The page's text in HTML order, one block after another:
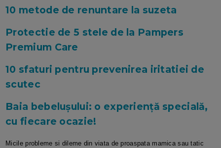
10 metode de renuntare la suzeta
Protectie de 5 stele de la Pampers
Premium Care
10 sfaturi pentru prevenirea iritatiei de
scutec
Baia bebeluşului: o experienţă specială,
cu fiecare ocazie!
Micile probleme si dileme din viata de proaspata mamica sau tatic